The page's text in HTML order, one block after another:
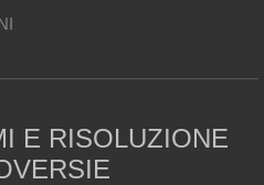
E RISOLUZIONE